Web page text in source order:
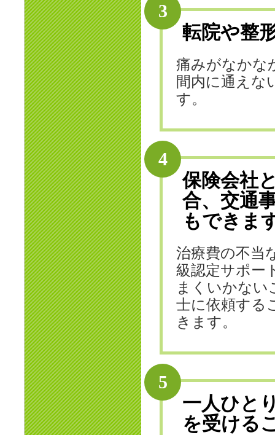
3
転院や整
痛みがなかな
間内に通えな
す。
4
保険会社
合、交通
もできま
治療費の不当
級認定サポー
まくいかない
士に依頼する
きます。
5
一人ひと
を受ける